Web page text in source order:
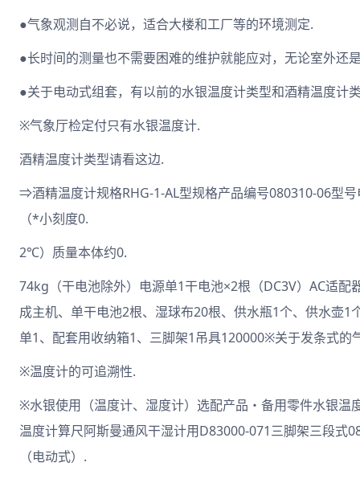
●气象观测自不必说，适合大楼和工厂等的环境测定.
●长时间的测量也不需要困难的维护就能应对，无论室外还
●关于电动式组套，有以前的水银温度计类型和酒精温度计
※气象厅检定付只有水银温度计.
酒精温度计类型请看这边.
⇒酒精温度计规格RHG-1-AL型规格产品编号080310-06型
（*小刻度0.
2℃）质量本体约0.
74kg（干电池除外）电源单1干电池×2根（DC3V）AC适
成主机、单干电池2根、湿球布20根、供水瓶1个、供水壶
单1、配套用收纳箱1、三脚架1吊具120000※关于发条式的
※温度计的可追溯性.
※水银使用（温度计、湿度计）选配产品・备用零件水银
温度计算尺阿斯曼通风干湿计用D83000-071三脚架三段式
（电动式）.